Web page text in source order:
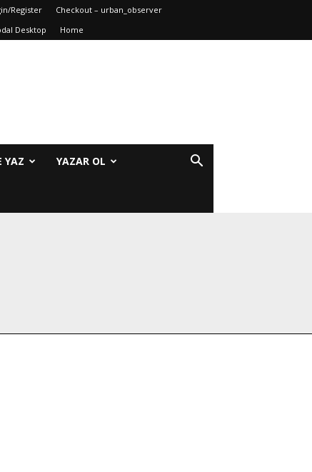
Register
Checkout – urban_observer
Desktop Home
YAZ YAZAR OL